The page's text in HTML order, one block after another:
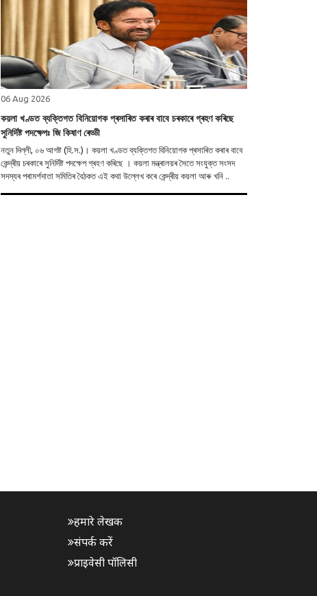
06 Aug 2026
কয়লা খণ্ডত ব্যক্তিগত বিনিয়োগক প্ৰসাৰিত কৰাৰ বাবে চৰকাৰে গ্ৰহণ কৰিছে
সুনিৰ্দিষ্ট পদক্ষেপঃ জি কিষাণ ৰেড্ডী
নতুন দিল্লী, ০৬ আগষ্ট (হি.স.)। কয়লা খণ্ডত ব্যক্তিগত বিনিয়োগক প্ৰসাৰিত কৰাৰ বাবে
কেন্দ্ৰীয় চৰকাৰে সুনিৰ্দিষ্ট পদক্ষেপ গ্ৰহণ কৰিছে । কয়লা মন্ত্ৰালয়ৰ সৈতে সংযুক্ত সংসদ
সদস্যৰ পৰামৰ্শদাতা সমিতিৰ বৈঠকত এই কথা উল্লেখ কৰে কেন্দ্ৰীয় কয়লা আৰু খনি ..
हमारे लेखक
संपर्क करें
प्राइवेसी पॉलिसी